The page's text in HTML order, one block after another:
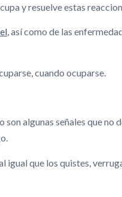
y resuelve estas
, así como de las
cuando ocuparse.
algunas señales que no
que los quistes,